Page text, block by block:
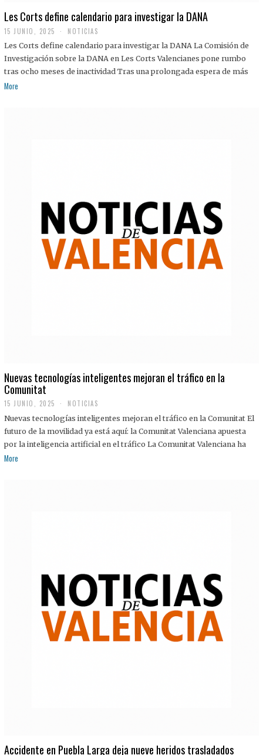
Les Corts define calendario para investigar la DANA
15 JUNIO, 2025 NOTICIAS
Les Corts define calendario para investigar la DANA La Comisión de
Investigación sobre la DANA en Les Corts Valencianes pone rumbo
tras ocho meses de inactividad Tras una prolongada espera de más
More
Nuevas tecnologías inteligentes mejoran el tráfico en la
Comunitat
15 JUNIO, 2025 NOTICIAS
Nuevas tecnologías inteligentes mejoran el tráfico en la Comunitat El
futuro de la movilidad ya está aquí: la Comunitat Valenciana apuesta
por la inteligencia artificial en el tráfico La Comunitat Valenciana ha
More
Accidente en Puebla Larga deja nueve heridos trasladados